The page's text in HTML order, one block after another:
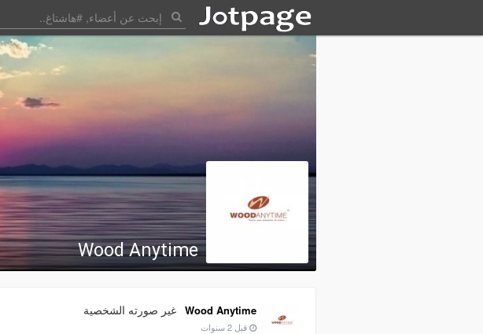
Wood Anytime
Wood Anytime غير صورته الشخصية
قبل 2 سنوات